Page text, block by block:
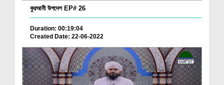
কুরআনী উপদেশ EP# 26
Duration: 00:19:04
Created Date: 22-06-2022